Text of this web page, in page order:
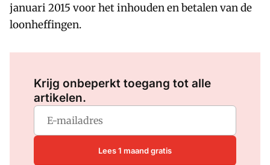
januari 2015 voor het inhouden en betalen van de
loonheffingen.
Krijg onbeperkt toegang tot alle
artikelen.
Lees 1 maand gratis